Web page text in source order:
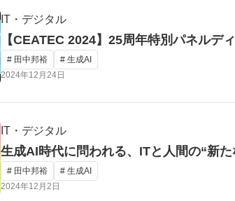
IT・デジタル
【CEATEC 2024】25周年特別パネルデ
# 田中邦裕
# 生成AI
2024年12月24日
IT・デジタル
生成AI時代に問われる、ITと人間の“新
# 田中邦裕
# 生成AI
2024年12月2日